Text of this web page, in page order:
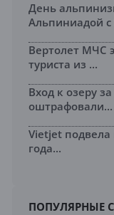
День
Альпиниадой с
Вертолет МЧС
туриста из ...
Вход к озеру
оштрафовали...
Vietjet подвела
года...
ПОПУЛЯРНЫЕ